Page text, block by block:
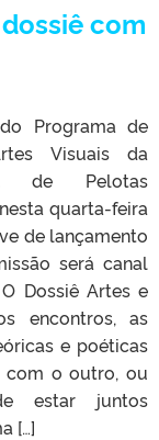
com
Programa de
Visuais da
de Pelotas
quarta-feira
de lançamento
será canal
Dossiê Artes e
encontros, as
e poéticas
com o outro, ou
estar juntos
[…]